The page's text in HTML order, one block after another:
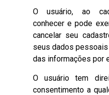
O usuário, ao
conhecer e pode
cancelar seu
seus dados
das informações por
O usuário tem
consentimento a